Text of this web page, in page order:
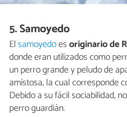
5. Samoyedo
Elsamoyedoesoriginario de
donde eran utilizados como
un perro grande y peludo de
amistosa, la cual corresponde
Debido a su fácil sociabilidad,
perro guardián.